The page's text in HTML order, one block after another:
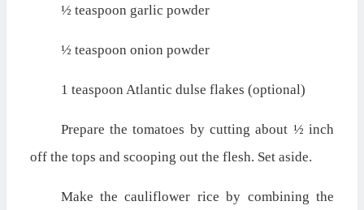
½ teaspoon garlic powder
½ teaspoon onion powder
1 teaspoon Atlantic dulse flakes (optional)
Prepare the tomatoes by cutting about ½ inch
off the tops and scooping out the flesh. Set aside.
Make the cauliflower rice by combining the